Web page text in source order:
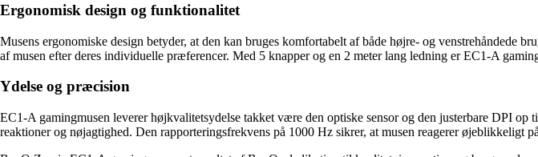
Ergonomisk design og funktionalitet
Musens ergonomiske design betyder, at den kan bruges komfortabelt af både højre- og venstrehåndede
af musen efter deres individuelle præferencer. Med 5 knapper og en 2 meter lang ledning er EC1-A
Ydelse og præcision
EC1-A gamingmusen leverer højkvalitetsydelse takket være den optiske sensor og den justerbare DPI
reaktioner og nøjagtighed. Den rapporteringsfrekvens på 1000 Hz sikrer, at musen reagerer øjeblikkeligt